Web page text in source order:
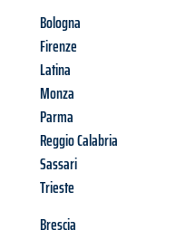
Bologna
Firenze
Latina
Monza
Parma
Reggio Calabria
Sassari
Trieste
Brescia